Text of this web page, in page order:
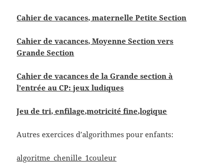
Cahier de vacances, maternelle Petite Section
Cahier de vacances, Moyenne Section vers
Grande Section
Cahier de vacances de la Grande section à
l’entrée au CP: jeux ludiques
Jeu de tri, enfilage,motricité fine,logique
Autres exercices d’algorithmes pour enfants:
algoritme_chenille_1couleur